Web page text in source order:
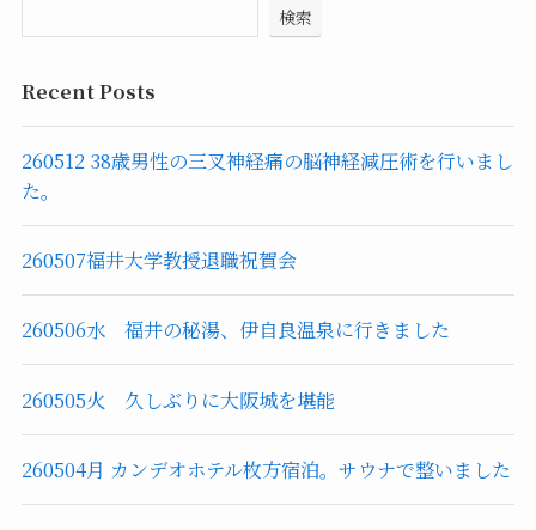
検索
Recent Posts
260512 38歳男性の三叉神経痛の脳神経減圧術を行いまし
た。
260507福井大学教授退職祝賀会
260506水 福井の秘湯、伊自良温泉に行きました
260505火 久しぶりに大阪城を堪能
260504月 カンデオホテル枚方宿泊。サウナで整いました